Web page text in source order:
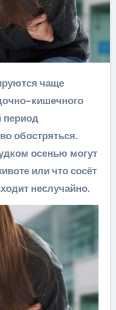
кишечного
период
обостряться.
осенью могут
или что сосёт
неслучайно.